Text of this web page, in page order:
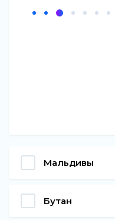
Мальдивы
Бутан